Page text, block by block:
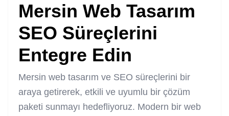
Mersin Web Tasarım
SEO Süreçlerini
Entegre Edin
Mersin web tasarım ve SEO süreçlerini bir
araya getirerek, etkili ve uyumlu bir çözüm
paketi sunmayı hedefliyoruz. Modern bir web